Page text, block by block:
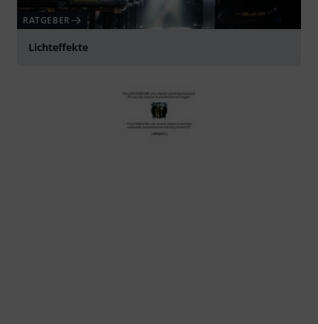
RATGEBER
Lichteffekte